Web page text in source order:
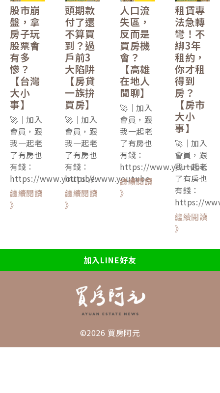
股市崩
盤，拿
房子玩
股票會
有多
慘？
【台灣
大小
事】
🚀｜加入
會員，跟
我一起老
了有房也
有錢：
https://www.youtube.
繼續閱讀
》
頭期款
付了還
不算買
到？過
戶前3
大陷阱
【房貸
一族拚
買房】
🚀｜加入
會員，跟
我一起老
了有房也
有錢：
https://www.youtube.
繼續閱讀
》
人口流
失區，
反而是
買房機
會？
【高雄
在地人
閒聊】
🚀｜加入
會員，跟
我一起老
了有房也
有錢：
https://www.youtube.
繼續閱讀
》
租賃專
法急轉
彎！不
綁3年
租約，
你才租
得到
房？
【房市
大小
事】
🚀｜加入
會員，跟
我一起老
了有房也
有錢：
https://
繼續閱讀
》
加入LINE好友
©2026 買房阿元